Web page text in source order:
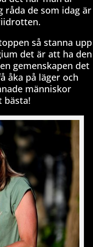
råda de som idag är
så stanna upp
det är att ha den
gemenskapen det
åka på läger och
människor
bästa!